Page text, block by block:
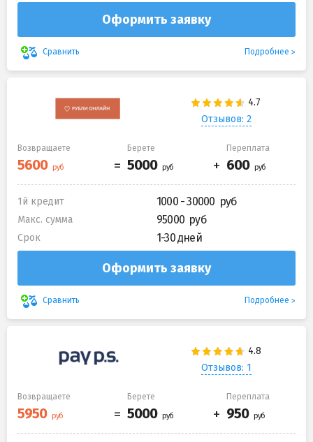
Оформить заявку
Сравнить Подробнее
Отзывов: 2
Возвращаете Берете Переплата
1й кредит 1000 - 30000
Макс. сумма 95000
Срок 1-30 дней
Оформить заявку
Сравнить Подробнее
Отзывов: 1
Возвращаете Берете Переплата